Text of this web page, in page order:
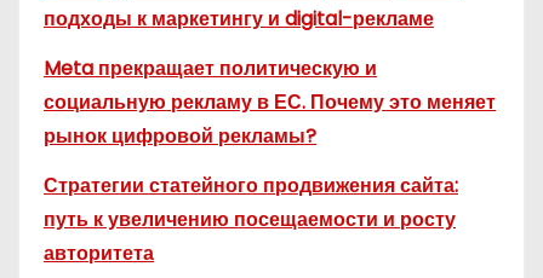
подходы к маркетингу и digital-рекламе
Meta прекращает политическую и
социальную рекламу в ЕС. Почему это меняет
рынок цифровой рекламы?
Стратегии статейного продвижения сайта:
путь к увеличению посещаемости и росту
авторитета